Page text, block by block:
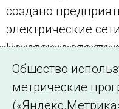
создано
электрические
Псковские
из состава
преобразованы в
энергоуправление
Общество
метрические